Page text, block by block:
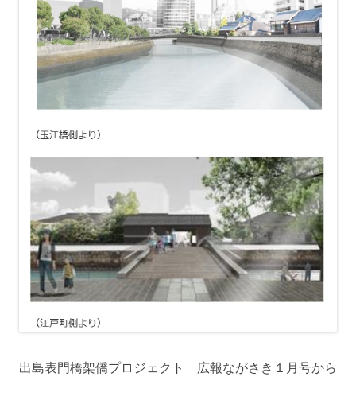
出島表門橋架僑プロジェクト 広報ながさき１月号から